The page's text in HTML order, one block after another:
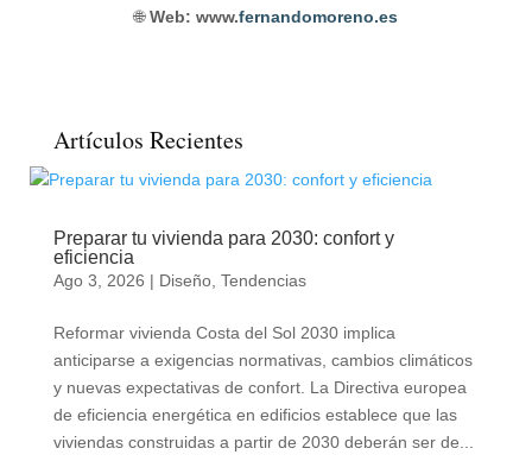
🌐Web: www.fernandomoreno.es
Artículos Recientes
Preparar tu vivienda para 2030: confort y
eficiencia
Ago 3, 2026 | Diseño, Tendencias
Reformar vivienda Costa del Sol 2030 implica
anticiparse a exigencias normativas, cambios climáticos
y nuevas expectativas de confort. La Directiva europea
de eficiencia energética en edificios establece que las
viviendas construidas a partir de 2030 deberán ser de...